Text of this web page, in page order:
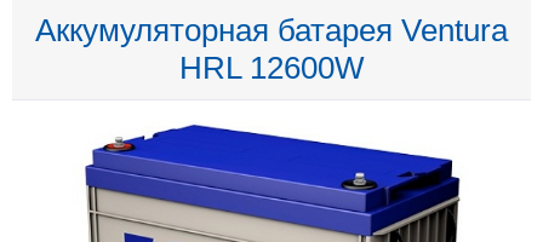
Аккумуляторная батарея Ventura
HRL 12600W